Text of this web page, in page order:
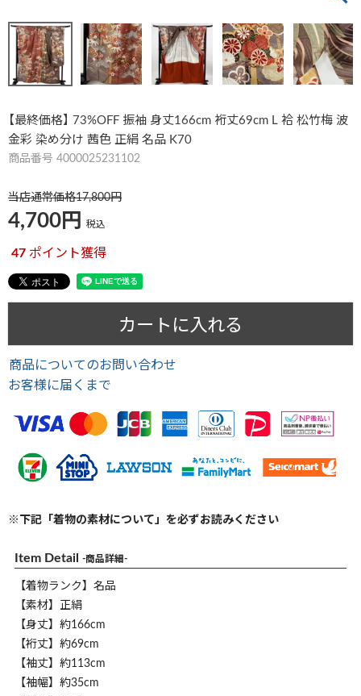
【最終価格】 73%OFF 振袖 身丈166cm 裄丈69cm L 袷 松竹梅 波
金彩 染め分け 茜色 正絹 名品 K70
商品番号 4000025231102
当店通常価格17,800
4,700 税込
47 ポイント獲得
カートに入れる
商品についてのお問い合わせ
お客様に届くまで
※下記「着物の素材について」を必ずお読みください
Item Detail -商品詳細-
【着物ランク】名品
【素材】正絹
【身丈】約166cm
【裄丈】約69cm
【袖丈】約113cm
【袖幅】約35cm